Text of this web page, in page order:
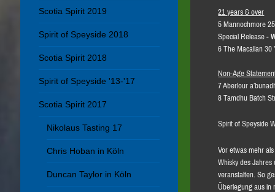
21 years & over
5 Mannochmore
Special Release-
6 The Macallan 30
Non-Age
7 Aberlour
8 Tamdhu Batch
Spirit of Speyside
Vor etwas mehr
Whisky des
veranstalten. So
Überlegung aus in
Scotia Spirit 2019
Spirit of Speyside 2018
Scotia Spirit 2018
Spirit of Speyside '13-'17
Scotia Spirit 2017
Nikolaus Tasting 17
Chris Hoban in Köln
Duncan Taylor in Köln